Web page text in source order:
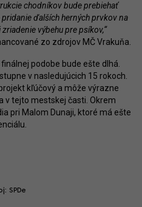
chodníkov bude prebiehať
ďalších herných prvkov na
výbehu pre psíkov,“
zo zdrojov MČ Vrakuňa.
podobe bude ešte dlhá.
v nasledujúcich 15 rokoch.
kľúčový a môže výrazne
v tejto mestskej časti. Okrem
pri Malom Dunaji, ktoré má ešte
SPDe